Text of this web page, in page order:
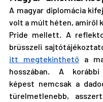
A magyar diplomácia
volt a múlt héten, amiről
Pride mellett. A
itt megtekinthető a
hosszában. A korábbi
képest nemcsak a
türelmetlenebb,